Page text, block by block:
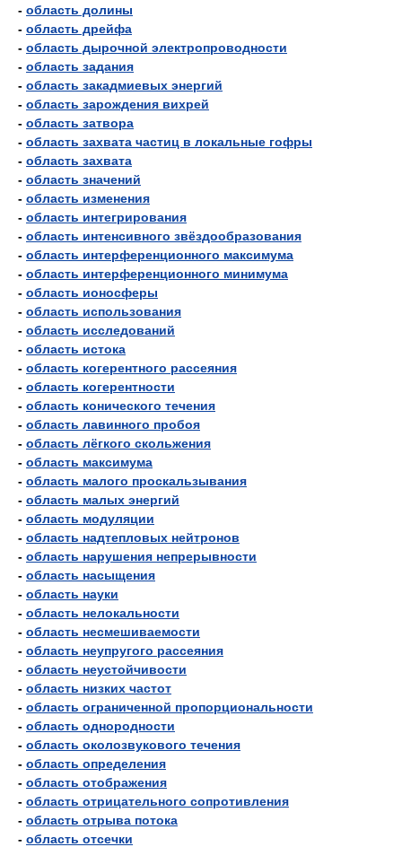
- область долины
- область дрейфа
- область дырочной электропроводности
- область задания
- область закадмиевых энергий
- область зарождения вихрей
- область затвора
- область захвата частиц в локальные гофры
- область захвата
- область значений
- область изменения
- область интегрирования
- область интенсивного звёздообразования
- область интерференционного максимума
- область интерференционного минимума
- область ионосферы
- область использования
- область исследований
- область истока
- область когерентного рассеяния
- область когерентности
- область конического течения
- область лавинного пробоя
- область лёгкого скольжения
- область максимума
- область малого проскальзывания
- область малых энергий
- область модуляции
- область надтепловых нейтронов
- область нарушения непрерывности
- область насыщения
- область науки
- область нелокальности
- область несмешиваемости
- область неупругого рассеяния
- область неустойчивости
- область низких частот
- область ограниченной пропорциональности
- область однородности
- область околозвукового течения
- область определения
- область отображения
- область отрицательного сопротивления
- область отрыва потока
- область отсечки